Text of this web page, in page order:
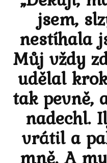
jsem,
nestíhala
Můj vždy
udělal
tak pevně,
nadechl.
vrátil a